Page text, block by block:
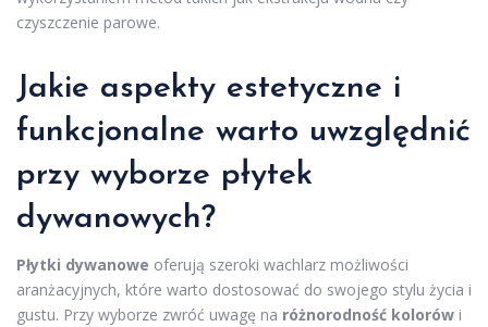
czyszczenie parowe.
Jakie aspekty estetyczne i
funkcjonalne warto uwzględnić
przy wyborze płytek
dywanowych?
Płytki dywanowe oferują szeroki wachlarz możliwości
aranżacyjnych, które warto dostosować do swojego stylu życia i
gustu. Przy wyborze zwróć uwagę na różnorodność kolorów i